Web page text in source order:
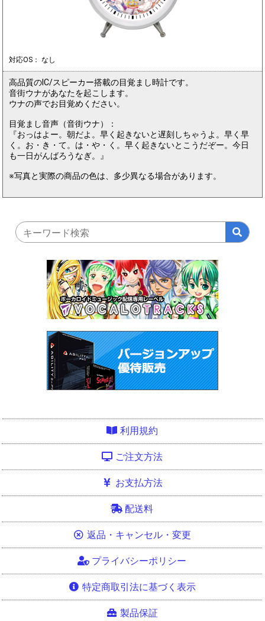
対応OS： なし
高品質のIC/スピーカー搭載の目覚まし時計です。
音街ウナがあなたを起こします。
ウナの声でお目覚めください。
目覚まし音声（音街ウナ）：
『おっはよー。朝だよ。早く起きないと遅刻しちゃうよ。早く早
く。お・き・て。は・や・く。早く起きないとこうだぞー。今日
も一日がんばろうなぎ。』
※写真と実際の商品の色は、多少異なる場合があります。
利用規約
ご注文方法
お支払方法
配送料
返品・キャンセル・変更
プライバシーポリシー
特定商取引法に基づく表示
製品保証